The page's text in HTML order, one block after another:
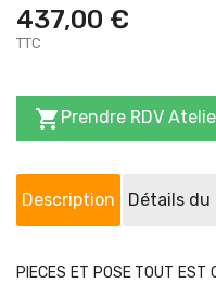
437,00 €
TTC
 Prendre RDV
Description Détails
PIECES ET POSE TOUT EST